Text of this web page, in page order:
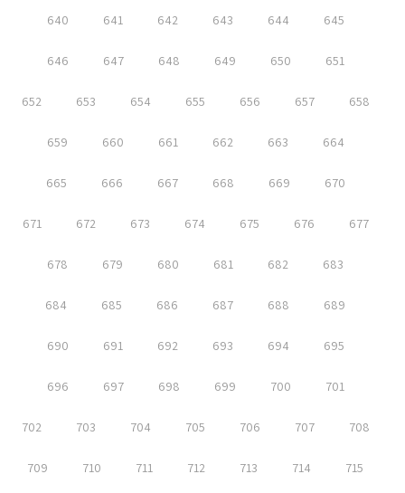
640 641 642 643 644 645
646 647 648 649 650 651
652 653 654 655 656 657 658
659 660 661 662 663 664
665 666 667 668 669 670
671 672 673 674 675 676 677
678 679 680 681 682 683
684 685 686 687 688 689
690 691 692 693 694 695
696 697 698 699 700 701
702 703 704 705 706 707 708
709 710 711 712 713 714 715